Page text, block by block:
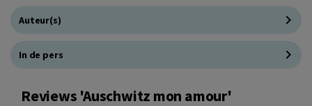
Auteur(s)
In de pers
Reviews 'Auschwitz mon amour'